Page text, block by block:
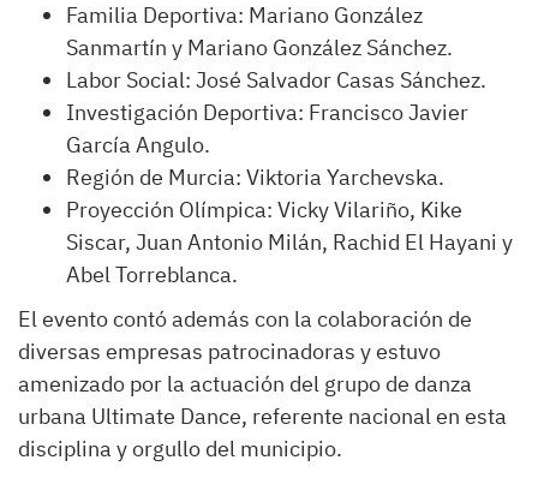
Familia Deportiva: Mariano González
Sanmartín y Mariano González Sánchez.
Labor Social: José Salvador Casas Sánchez.
Investigación Deportiva: Francisco Javier
García Angulo.
Región de Murcia: Viktoria Yarchevska.
Proyección Olímpica: Vicky Vilariño, Kike
Siscar, Juan Antonio Milán, Rachid El Hayani y
Abel Torreblanca.
El evento contó además con la colaboración de
diversas empresas patrocinadoras y estuvo
amenizado por la actuación del grupo de danza
urbana Ultimate Dance, referente nacional en esta
disciplina y orgullo del municipio.